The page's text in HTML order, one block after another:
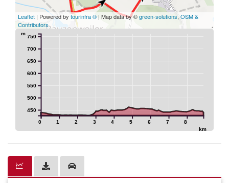
Leaflet | Powered by tourinfra ® | Map data by ©green-solutions,OSM &
Contributors
0 1 2 3 4 5 6 7 8
km
450
500
550
600
650
700
750
m